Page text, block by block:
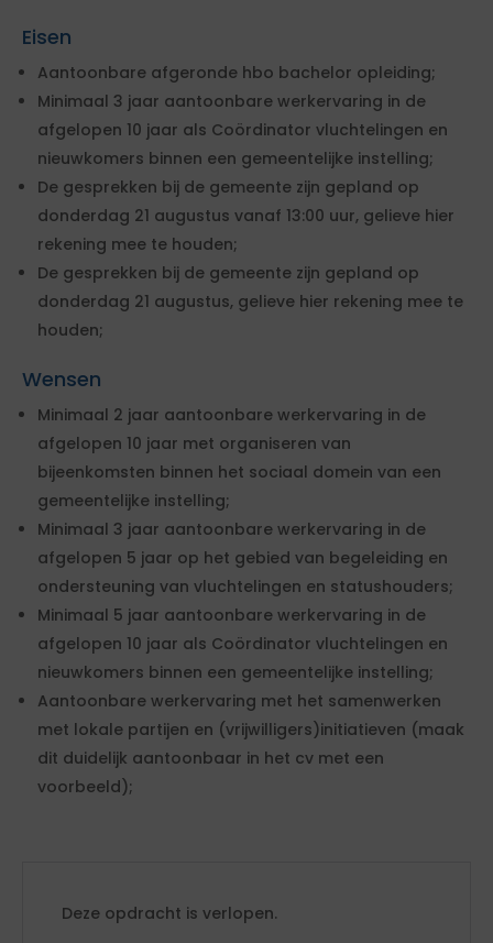
Eisen
Aantoonbare afgeronde hbo bachelor opleiding;
Minimaal 3 jaar aantoonbare werkervaring in de
afgelopen 10 jaar als Coördinator vluchtelingen en
nieuwkomers binnen een gemeentelijke instelling;
De gesprekken bij de gemeente zijn gepland op
donderdag 21 augustus vanaf 13:00 uur, gelieve hier
rekening mee te houden;
De gesprekken bij de gemeente zijn gepland op
donderdag 21 augustus, gelieve hier rekening mee te
houden;
Wensen
Minimaal 2 jaar aantoonbare werkervaring in de
afgelopen 10 jaar met organiseren van
bijeenkomsten binnen het sociaal domein van een
gemeentelijke instelling;
Minimaal 3 jaar aantoonbare werkervaring in de
afgelopen 5 jaar op het gebied van begeleiding en
ondersteuning van vluchtelingen en statushouders;
Minimaal 5 jaar aantoonbare werkervaring in de
afgelopen 10 jaar als Coördinator vluchtelingen en
nieuwkomers binnen een gemeentelijke instelling;
Aantoonbare werkervaring met het samenwerken
met lokale partijen en (vrijwilligers)initiatieven (maak
dit duidelijk aantoonbaar in het cv met een
voorbeeld);
Deze opdracht is verlopen.